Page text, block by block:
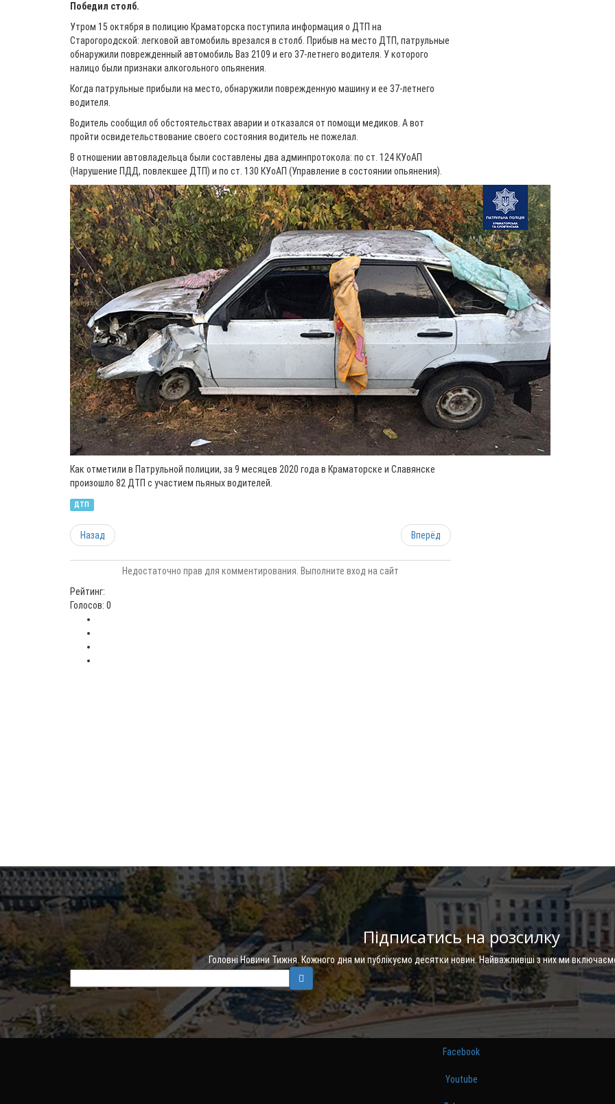
Победил столб.
Утром 15 октября в полицию Краматорска поступила информация о ДТП на
Старогородской: легковой автомобиль врезался в столб. Прибыв на место ДТП, патрульные
обнаружили поврежденный автомобиль Ваз 2109 и его 37-летнего водителя. У которого
налицо были признаки алкогольного опьянения.
Когда патрульные прибыли на место, обнаружили поврежденную машину и ее 37-летнего
водителя.
Водитель сообщил об обстоятельствах аварии и отказался от помощи медиков. А вот
пройти освидетельствование своего состояния водитель не пожелал.
В отношении автовладельца были составлены два админпротокола: по ст. 124 КУоАП
(Нарушение ПДД, повлекшее ДТП) и по ст. 130 КУоАП (Управление в состоянии опьянения).
Как отметили в Патрульной полиции, за 9 месяцев 2020 года в Краматорске и Славянске
произошло 82 ДТП с участием пьяных водителей.
ДТП
Назад Вперёд
Недостаточно прав для комментирования. Выполните вход на сайт
Рейтинг:
Голосов: 0
Підписатись на розсилку
Головні Новини Тижня. Кожного дня ми публікуємо десятки новин. Найважливіші з них ми
Facebook
Youtube